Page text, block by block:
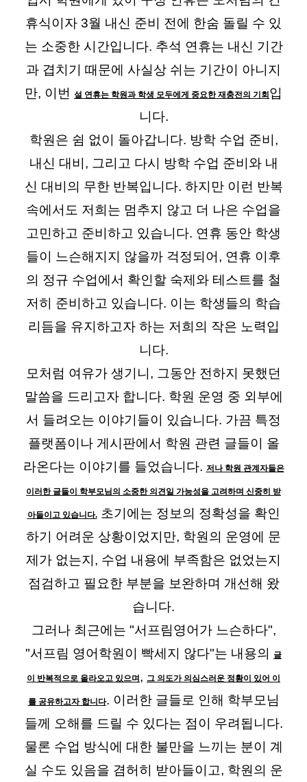
휴식이자 3월 내신 준비 전에 한숨 돌릴 수 있
는 소중한 시간입니다. 추석 연휴는 내신 기간
과 겹치기 때문에 사실상 쉬는 기간이 아니지
만, 이번
설 연휴는 학원과 학생 모두에게 중요한 재충전의 기회 입
니다.
학원은 쉼 없이 돌아갑니다. 방학 수업 준비,
내신 대비, 그리고 다시 방학 수업 준비와 내
신 대비의 무한 반복입니다. 하지만 이런 반복
속에서도 저희는 멈추지 않고 더 나은 수업을
고민하고 준비하고 있습니다. 연휴 동안 학생
들이 느슨해지지 않을까 걱정되어, 연휴 이후
의 정규 수업에서 확인할 숙제와 테스트를 철
저히 준비하고 있습니다. 이는 학생들의 학습
리듬을 유지하고자 하는 저희의 작은 노력입
니다.
모처럼 여유가 생기니, 그동안 전하지 못했던
말씀을 드리고자 합니다. 학원 운영 중 외부에
서 들려오는 이야기들이 있습니다. 가끔 특정
플랫폼이나 게시판에서 학원 관련 글들이 올
라온다는 이야기를 들었습니다. 저나 학원 관계자들은
이러한 글들이 학부모님의 소중한 의견일 가능성을 고려하며 신중히 받
아들이고 있습니다.초기에는 정보의 정확성을 확인
하기 어려운 상황이었지만, 학원의 운영에 문
제가 없는지, 수업 내용에 부족함은 없었는지
점검하고 필요한 부분을 보완하며 개선해 왔
습니다.
그러나 최근에는 "서프림영어가 느슨하다",
"서프림 영어학원이 빡세지 않다"는 내용의
글
이 반복적으로 올라오고 있으며 , 그 의도가 의심스러운 정황이 있어 이
를 공유하고자 합니다. 이러한 글들로 인해 학부모님
들께 오해를 드릴 수 있다는 점이 우려됩니다.
물론 수업 방식에 대한 불만을 느끼는 분이 계
실 수도 있음을 겸허히 받아들이고, 학원의 운